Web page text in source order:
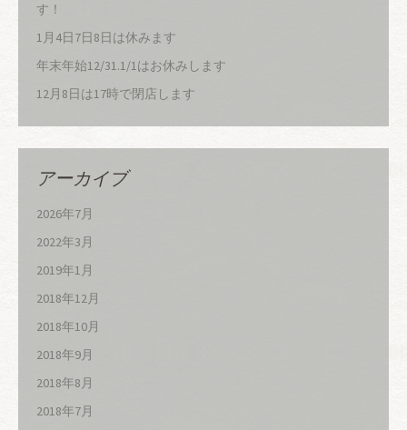
す！
1月4日7日8日は休みます
年末年始12/31.1/1はお休みします
12月8日は17時で閉店します
アーカイブ
2026年7月
2022年3月
2019年1月
2018年12月
2018年10月
2018年9月
2018年8月
2018年7月